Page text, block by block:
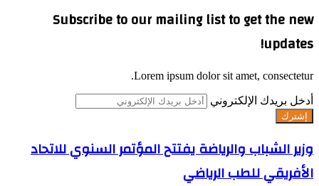
Subscribe to our mailing list to get the new
updates!
Lorem ipsum dolor sit amet, consectetur.
أدخل بريدك الإلكتروني
وزير الشباب والرياضة يفتتح المؤتمر السنوي للاتحاد
الأفريقي للطب الرياضي